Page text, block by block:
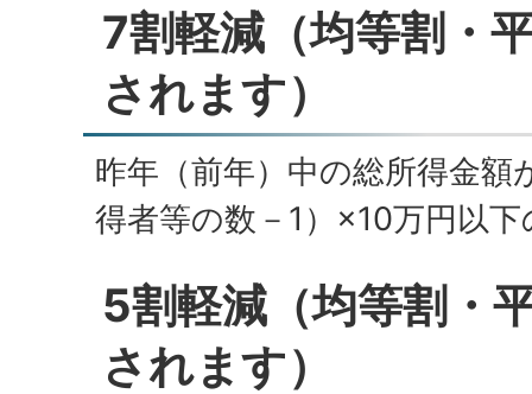
7割軽減（均等割・
されます）
昨年（前年）中の総所得金額
得者等の数－1）×10万円以下
5割軽減（均等割・
されます）